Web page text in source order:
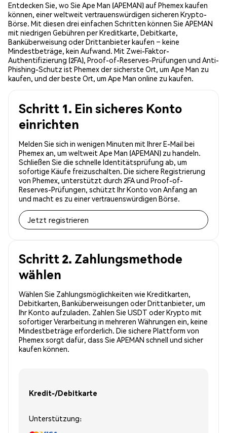
Entdecken Sie, wo Sie Ape Man (APEMAN) auf Phemex kaufen
können, einer weltweit vertrauenswürdigen sicheren Krypto-
Börse. Mit diesen drei einfachen Schritten können Sie APEMAN
mit niedrigen Gebühren per Kreditkarte, Debitkarte,
Banküberweisung oder Drittanbieter kaufen – keine
Mindestbeträge, kein Aufwand. Mit Zwei-Faktor-
Authentifizierung (2FA), Proof-of-Reserves-Prüfungen und Anti-
Phishing-Schutz ist Phemex der sicherste Ort, um Ape Man zu
kaufen, und der beste Ort, um Ape Man online zu kaufen.
Schritt 1. Ein sicheres Konto
einrichten
Melden Sie sich in wenigen Minuten mit Ihrer E-Mail bei
Phemex an, um weltweit Ape Man (APEMAN) zu handeln.
Schließen Sie die schnelle Identitätsprüfung ab, um
sofortige Käufe freizuschalten. Die sichere Registrierung
von Phemex, unterstützt durch 2FA und Proof-of-
Reserves-Prüfungen, schützt Ihr Konto von Anfang an
und macht es zu einer vertrauenswürdigen Börse.
Jetzt registrieren
Schritt 2. Zahlungsmethode
wählen
Wählen Sie Zahlungsmöglichkeiten wie Kreditkarten,
Debitkarten, Banküberweisungen oder Drittanbieter, um
Ihr Konto aufzuladen. Zahlen Sie USDT oder Krypto mit
sofortiger Verarbeitung in mehreren Währungen ein, keine
Mindestbeträge erforderlich. Die sichere Plattform von
Phemex sorgt dafür, dass Sie APEMAN schnell und sicher
kaufen können.
Kredit-/Debitkarte
Unterstützung: